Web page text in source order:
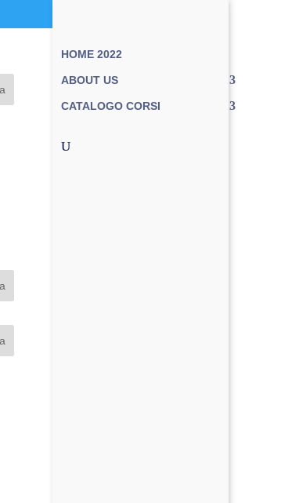
HOME 2022
ABOUT US
CATALOGO CORSI